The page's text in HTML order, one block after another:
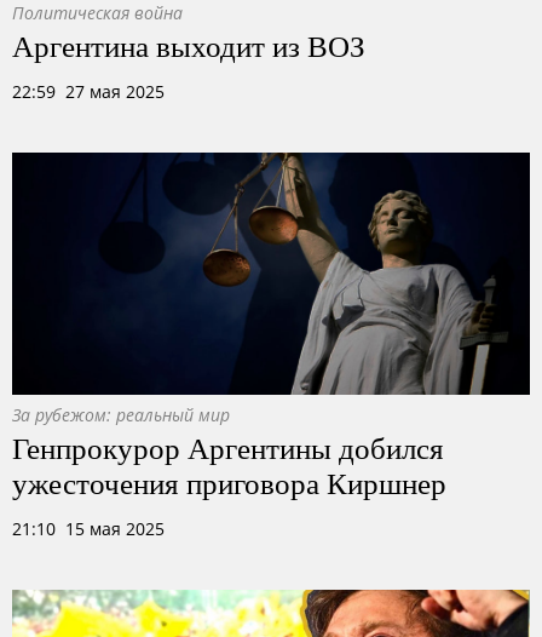
Политическая война
Аргентина выходит из ВОЗ
22:59 27 мая 2025
За рубежом: реальный мир
Генпрокурор Аргентины добился
ужесточения приговора Киршнер
21:10 15 мая 2025